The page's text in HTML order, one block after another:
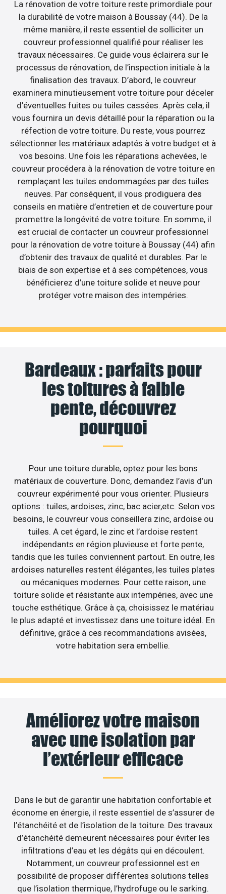
La rénovation de votre toiture reste primordiale pour
la durabilité de votre maison à Boussay (44). De la
même manière, il reste essentiel de solliciter un
couvreur professionnel qualifié pour réaliser les
travaux nécessaires. Ce guide vous éclairera sur le
processus de rénovation, de l’inspection initiale à la
finalisation des travaux. D’abord, le couvreur
examinera minutieusement votre toiture pour déceler
d’éventuelles fuites ou tuiles cassées. Après cela, il
vous fournira un devis détaillé pour la réparation ou la
réfection de votre toiture. Du reste, vous pourrez
sélectionner les matériaux adaptés à votre budget et à
vos besoins. Une fois les réparations achevées, le
couvreur procédera à la rénovation de votre toiture en
remplaçant les tuiles endommagées par des tuiles
neuves. Par conséquent, il vous prodiguera des
conseils en matière d’entretien et de couverture pour
promettre la longévité de votre toiture. En somme, il
est crucial de contacter un couvreur professionnel
pour la rénovation de votre toiture à Boussay (44) afin
d’obtenir des travaux de qualité et durables. Par le
biais de son expertise et à ses compétences, vous
bénéficierez d’une toiture solide et neuve pour
protéger votre maison des intempéries.
Bardeaux : parfaits pour
les toitures à faible
pente, découvrez
pourquoi
Pour une toiture durable, optez pour les bons
matériaux de couverture. Donc, demandez l’avis d’un
couvreur expérimenté pour vous orienter. Plusieurs
options : tuiles, ardoises, zinc, bac acier,etc. Selon vos
besoins, le couvreur vous conseillera zinc, ardoise ou
tuiles. A cet égard, le zinc et l’ardoise restent
indépendants en région pluvieuse et forte pente,
tandis que les tuiles conviennent partout. En outre, les
ardoises naturelles restent élégantes, les tuiles plates
ou mécaniques modernes. Pour cette raison, une
toiture solide et résistante aux intempéries, avec une
touche esthétique. Grâce à ça, choisissez le matériau
le plus adapté et investissez dans une toiture idéal. En
définitive, grâce à ces recommandations avisées,
votre habitation sera embellie.
Améliorez votre maison
avec une isolation par
l’extérieur efficace
Dans le but de garantir une habitation confortable et
économe en énergie, il reste essentiel de s’assurer de
l’étanchéité et de l’isolation de la toiture. Des travaux
d’étanchéité demeurent nécessaires pour éviter les
infiltrations d’eau et les dégâts qui en découlent.
Notamment, un couvreur professionnel est en
possibilité de proposer différentes solutions telles
que l’isolation thermique, l’hydrofuge ou le sarking.